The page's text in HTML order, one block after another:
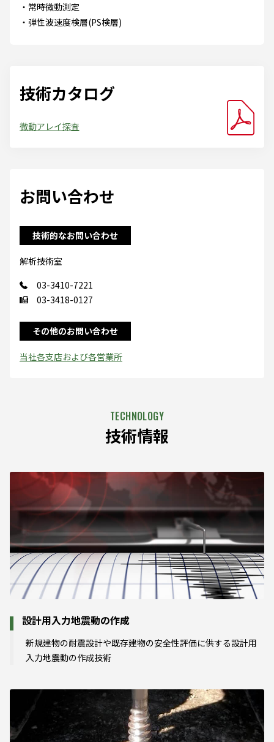
常時微動測定
弾性波速度検層(PS検層)
技術カタログ
微動アレイ探査
お問い合わせ
技術的なお問い合わせ
解析技術室
03-3410-7221
03-3418-0127
その他のお問い合わせ
当社各支店および各営業所
技術情報
設計用入力地震動の作成
新規建物の耐震設計や既存建物の安全性評価に供する設計用
入力地震動の作成技術